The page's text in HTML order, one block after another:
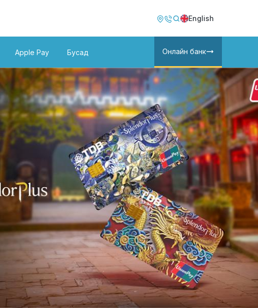
Image
Image English
Apple Pay Бусад Онлайн банк